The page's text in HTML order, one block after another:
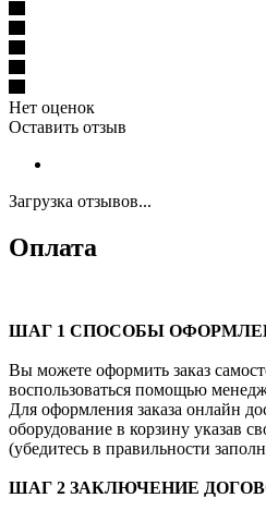
Нет оценок
Оставить отзыв
Загрузка отзывов...
Оплата
ШАГ 1 СПОСОБЫ
Вы можете оформить заказ
воспользоваться помощью
Для оформления заказа онлайн
оборудование в корзину указав
(убедитесь в правильности
ШАГ 2 ЗАКЛЮЧЕНИЕ